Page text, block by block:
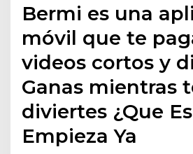
Bermi es una
móvil que te
videos cortos y
Ganas mientras
diviertes ¿Que
Empieza Ya